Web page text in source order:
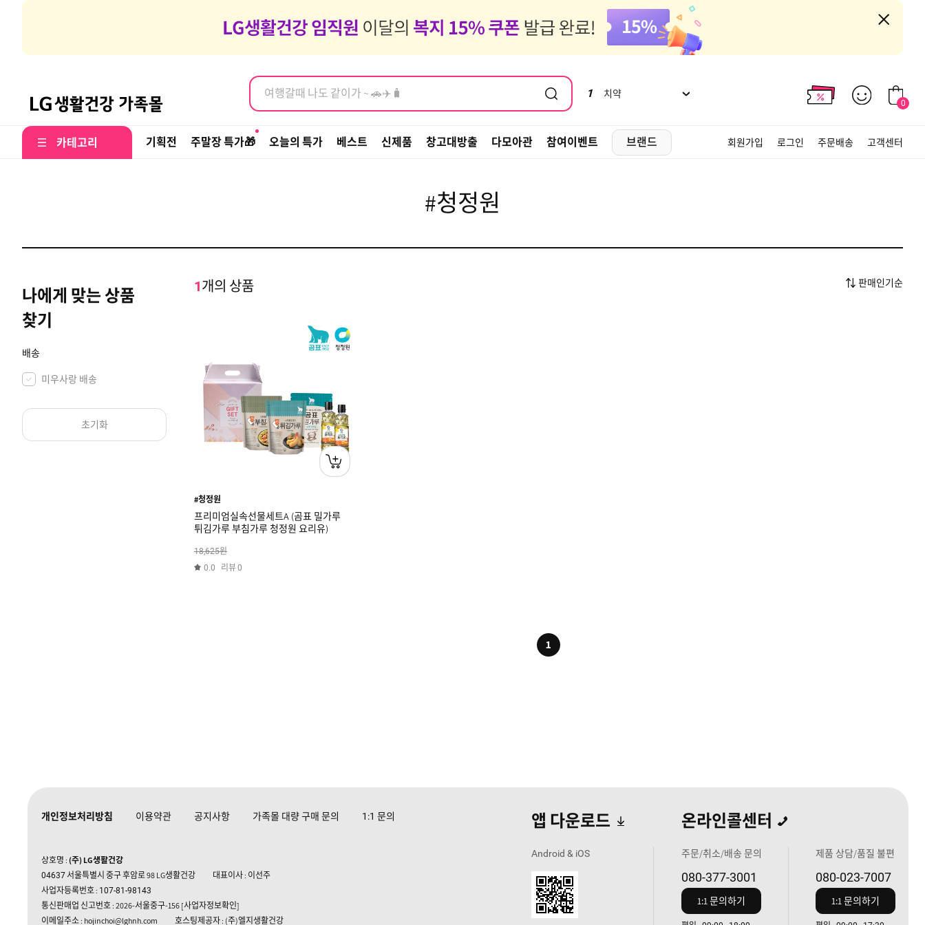
여행갈때 나도 같이가 ~ 🚗✈️🧳
여행갈때 나도 같이가 ~ 🚗✈️🧳 1 치약
0
카테고리 기획전 주말장 특가🎁 오늘의 특가 베스트 신제품 창고대방출 다모아관 참여이벤트 브랜드 회원가입 로그인 주문배송 고객센터
#청정원
나에게 맞는 상품
찾기
배송
미우사랑 배송
초기화
1개의 상품 판매인기순
#청정원
프리미엄실속선물세트A (곰표 밀가루
튀김가루 부침가루 청정원 요리유)
18,625원
0.0 리뷰0
1
개인정보처리방침 이용약관 공지사항 가족몰 대량 구매 문의 1:1 문의
상호명 : (주) LG생활건강
04637서울특별시 중구 후암로 98 LG생활건강
대표이사 : 이선주
사업자등록번호 : 107-81-98143
통신판매업 신고번호 : 2026-서울중구-156 [사업자정보확인]
이메일주소 : hojinchoi@lghnh.com
호스팅제공자 : (주)엘지생활건강
앱 다운로드
Android & iOS
온라인콜센터
주문/취소/배송 문의
080-377-3001
1:1 문의하기
제품 상담/품질 불편
080-023-7007
1:1 문의하기